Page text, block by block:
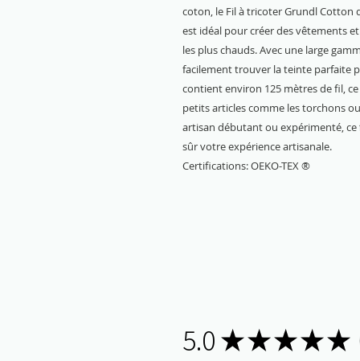
coton, le Fil à tricoter Grundl Cotton
est idéal pour créer des vêtements
les plus chauds. Avec une large
facilement trouver la teinte parfaite
contient environ 125 mètres de fil,
petits articles comme les torchons
artisan débutant ou expérimenté,
sûr votre expérience artisanale.
Certifications: OEKO-TEX ®
5.0 ★★★★★ 4